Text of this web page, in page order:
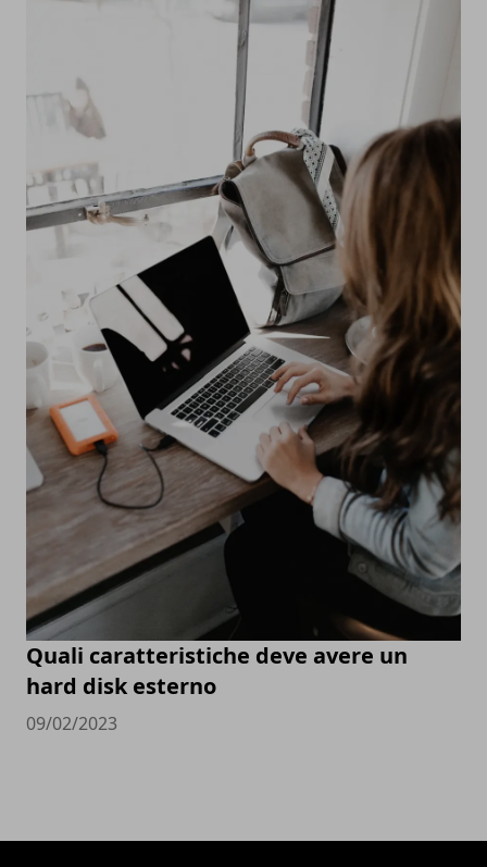
Quali caratteristiche deve avere un
hard disk esterno
09/02/2023